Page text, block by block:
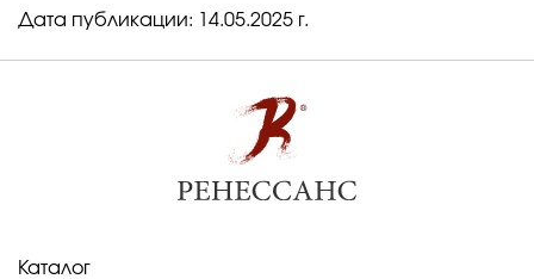
Дата публикации: 14.05.2025 г.
Каталог